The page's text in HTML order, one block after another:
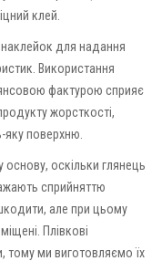
клей.
для надання
Використання
фактурою сприяє
жорсткості,
поверхню.
оскільки глянець
сприйняттю
але при цьому
Плівкові
тому ми виготовляємо їх